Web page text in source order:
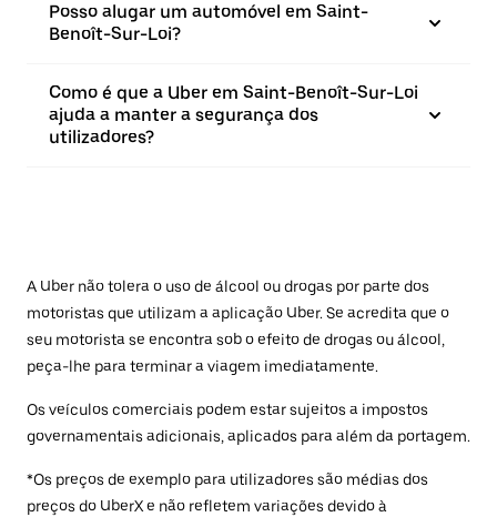
Posso alugar um automóvel em Saint-
Benoît-Sur-Loi?
Como é que a Uber em Saint-Benoît-Sur-Loi
ajuda a manter a segurança dos
utilizadores?
A Uber não tolera o uso de álcool ou drogas por parte dos
motoristas que utilizam a aplicação Uber. Se acredita que o
seu motorista se encontra sob o efeito de drogas ou álcool,
peça-lhe para terminar a viagem imediatamente.
Os veículos comerciais podem estar sujeitos a impostos
governamentais adicionais, aplicados para além da portagem.
*Os preços de exemplo para utilizadores são médias dos
preços do UberX e não refletem variações devido à